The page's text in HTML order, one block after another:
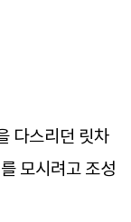
다스리던 릿차
모시려고 조성